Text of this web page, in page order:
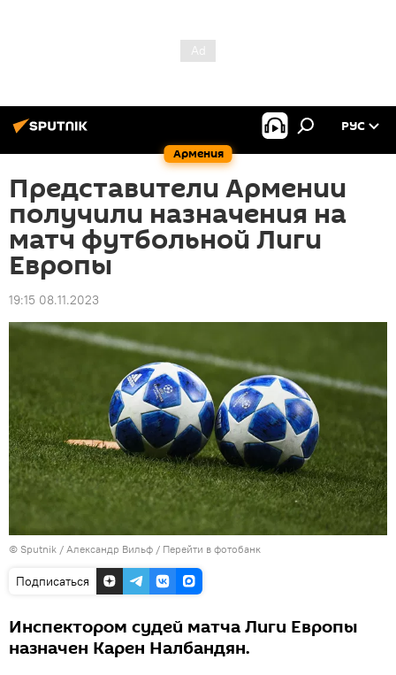
Армения
РУС
Представители Армении
получили назначения на
матч футбольной Лиги
Европы
19:15 08.11.2023
© Sputnik / Александр Вильф / Перейти в фотобанк
Подписаться
Инспектором судей матча Лиги Европы
назначен Карен Налбандян.